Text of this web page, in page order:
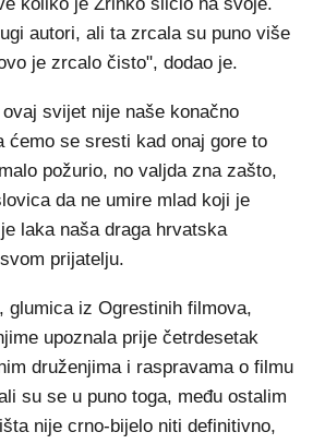
autori, ali ta zrcala su puno više
je zrcalo čisto", dodao je.
svijet nije naše konačno
ćemo se sresti kad onaj gore to
požurio, no valjda zna zašto,
da ne umire mlad koji je
laka naša draga hrvatska
prijatelju.
glumica iz Ogrestinih filmova,
upoznala prije četrdesetak
druženjima i raspravama o filmu
su se u puno toga, među ostalim
nije crno-bijelo niti definitivno,